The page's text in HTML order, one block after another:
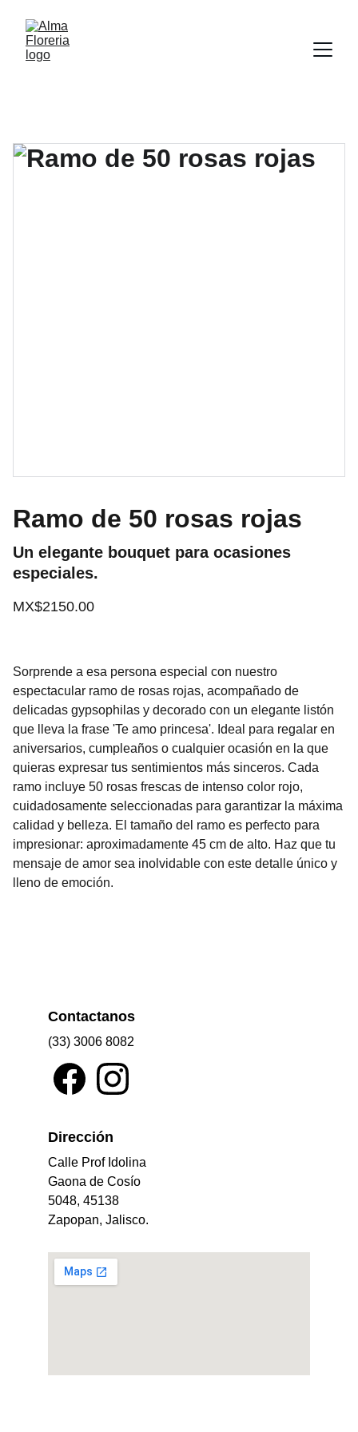
Ramo de 50 rosas rojas
Un elegante bouquet para ocasiones
especiales.
MX$2150.00
Sorprende a esa persona especial con nuestro
espectacular ramo de rosas rojas, acompañado de
delicadas gypsophilas y decorado con un elegante listón
que lleva la frase 'Te amo princesa'. Ideal para regalar en
aniversarios, cumpleaños o cualquier ocasión en la que
quieras expresar tus sentimientos más sinceros. Cada
ramo incluye 50 rosas frescas de intenso color rojo,
cuidadosamente seleccionadas para garantizar la máxima
calidad y belleza. El tamaño del ramo es perfecto para
impresionar: aproximadamente 45 cm de alto. Haz que tu
mensaje de amor sea inolvidable con este detalle único y
lleno de emoción.
Dirección
Calle Prof Idolina
Gaona de Cosío
5048, 45138
Zapopan, Jalisco.
Contactanos
(33) 3006 8082